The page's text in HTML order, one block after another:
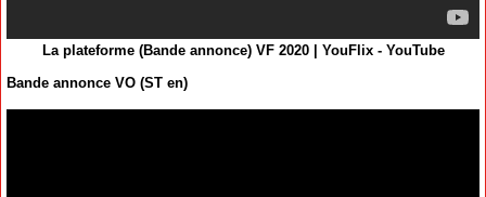
La plateforme (Bande annonce) VF 2020 | YouFlix - YouTube
Bande annonce VO (ST en)